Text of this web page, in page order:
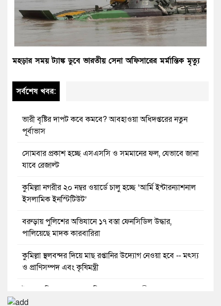
মহড়ার সময় ট্যাঙ্ক ডুবে ভারতীয় সেনা অফিসারের মর্মান্তিক মৃত্যু
সর্বশেষ খবর:
ভারী বৃষ্টির দাপট কবে কমবে? আবহাওয়া অধিদপ্তরের নতুন
পূর্বাভাস
সোমবার প্রকাশ হচ্ছে এসএসসি ও সমমানের ফল, যেভাবে জানা
যাবে রেজাল্ট
কুমিল্লা নগরীর ২০ নম্বর ওয়ার্ডে চালু হচ্ছে ‘আর্মি ইন্টারন্যাশনাল
ইসলামিক ইনস্টিটিউট’
বরুড়ায় পুলিশের অভিযানে ১৭ বস্তা ফেনসিডিল উদ্ধার,
পালিয়েছে মাদক কারবারিরা
কুমিল্লা স্থলবন্দর দিয়ে মাছ রপ্তানির উদ্যোগ নেওয়া হবে -- মৎস্য
ও প্রাণিসম্পদ এবং কৃষিমন্ত্রী
ইমন ও সিয়ামের নেতৃত্বে নিমসার জুনাব আলী কলেজ ছাত্রদল।